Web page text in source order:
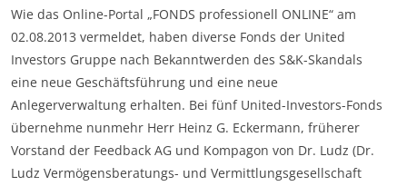
Wie das Online-Portal „FONDS professionell ONLINE“ am
02.08.2013 vermeldet, haben diverse Fonds der United
Investors Gruppe nach Bekanntwerden des S&K-Skandals
eine neue Geschäftsführung und eine neue
Anlegerverwaltung erhalten. Bei fünf United-Investors-Fonds
übernehme nunmehr Herr Heinz G. Eckermann, früherer
Vorstand der Feedback AG und Kompagon von Dr. Ludz (Dr.
Ludz Vermögensberatungs- und Vermittlungsgesellschaft